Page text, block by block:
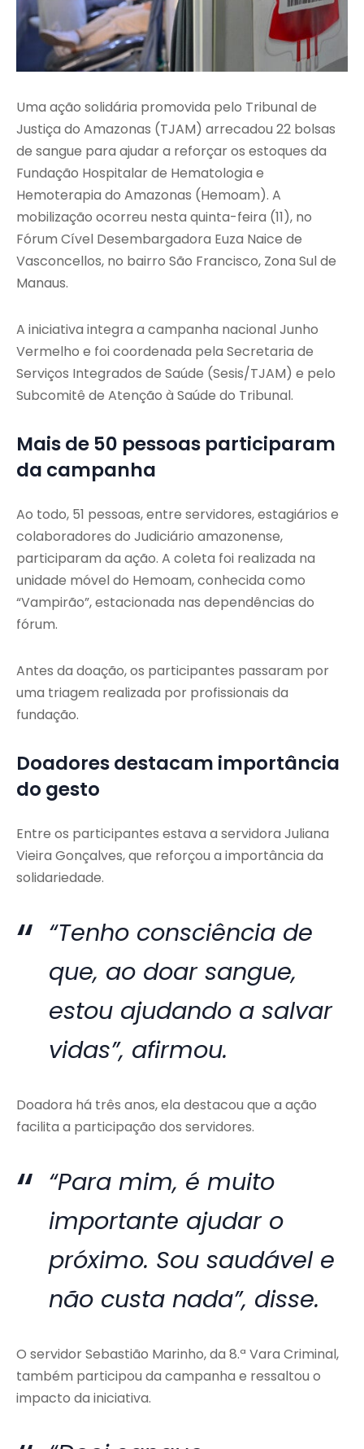
Uma ação solidária promovida pelo Tribunal de
Justiça do Amazonas (TJAM) arrecadou 22 bolsas
de sangue para ajudar a reforçar os estoques da
Fundação Hospitalar de Hematologia e
Hemoterapia do Amazonas (Hemoam). A
mobilização ocorreu nesta quinta-feira (11), no
Fórum Cível Desembargadora Euza Naice de
Vasconcellos, no bairro São Francisco, Zona Sul de
Manaus.
A iniciativa integra a campanha nacional Junho
Vermelho e foi coordenada pela Secretaria de
Serviços Integrados de Saúde (Sesis/TJAM) e pelo
Subcomitê de Atenção à Saúde do Tribunal.
Mais de 50 pessoas participaram
da campanha
Ao todo, 51 pessoas, entre servidores, estagiários e
colaboradores do Judiciário amazonense,
participaram da ação. A coleta foi realizada na
unidade móvel do Hemoam, conhecida como
“Vampirão”, estacionada nas dependências do
fórum.
Antes da doação, os participantes passaram por
uma triagem realizada por profissionais da
fundação.
Doadores destacam importância
do gesto
Entre os participantes estava a servidora Juliana
Vieira Gonçalves, que reforçou a importância da
solidariedade.
“Tenho consciência de
que, ao doar sangue,
estou ajudando a salvar
vidas”, afirmou.
Doadora há três anos, ela destacou que a ação
facilita a participação dos servidores.
“Para mim, é muito
importante ajudar o
próximo. Sou saudável e
não custa nada”, disse.
O servidor Sebastião Marinho, da 8.ª Vara Criminal,
também participou da campanha e ressaltou o
impacto da iniciativa.